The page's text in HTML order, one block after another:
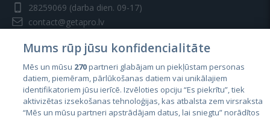
28259069 (darba dien. 09-17)
contact@getapro.lv
Valstis
Igaunija
Mums rūp jūsu konfidencialitāte
Mēs un mūsu 270partneri glabājam un piekļūstam personas
datiem, piemēram, pārlūkošanas datiem vai unikālajiem
identifikatoriem jūsu ierīcē. Izvēloties opciju “Es piekrītu”, tiek
aktivizētas izsekošanas tehnoloģijas, kas atbalsta zem virsraksta
“Mēs un mūsu partneri apstrādājam datus, lai sniegtu” norādītos